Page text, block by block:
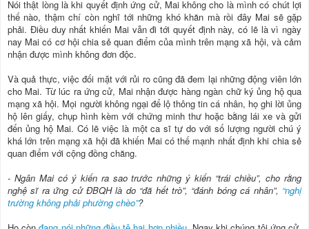
Nói thật lòng là khi quyết định ứng cử, Mai không cho là mình có chút lợi
thế nào, thậm chí còn nghĩ tới những khó khăn mà rồi đây Mai sẽ gặp
phải. Điều duy nhất khiến Mai vẫn đi tới quyết định này, có lẽ là vì ngày
nay Mai có cơ hội chia sẻ quan điểm của mình trên mạng xã hội, và cảm
nhận được mình không đơn độc.
Và quả thực, việc đối mặt với rủi ro cũng đã đem lại những động viên lớn
cho Mai. Từ lúc ra ứng cử, Mai nhận được hàng ngàn chữ ký ủng hộ qua
mạng xã hội. Mọi người không ngại để lộ thông tin cá nhân, họ ghi lời ủng
hộ lên giấy, chụp hình kèm với chứng minh thư hoặc bằng lái xe và gửi
đến ủng hộ Mai. Có lẽ việc là một ca sĩ tự do với số lượng người chú ý
khá lớn trên mạng xã hội đã khiến Mai có thế mạnh nhất định khi chia sẻ
quan điểm với cộng đồng chăng.
- Ngân Mai có ý kiến ra sao trước những ý kiến “trái chiều”, cho rằng
nghệ sĩ ra ứng cử ĐBQH là do “đã hết trò”, “đánh bóng cá nhân”, “nghị
trường không phải phường chèo”?